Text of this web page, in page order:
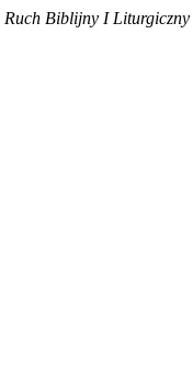
Ruch Biblijny I Liturgiczny